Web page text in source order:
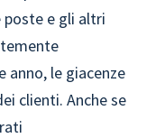
poste e gli altri
anno, le giacenze
clienti. Anche se